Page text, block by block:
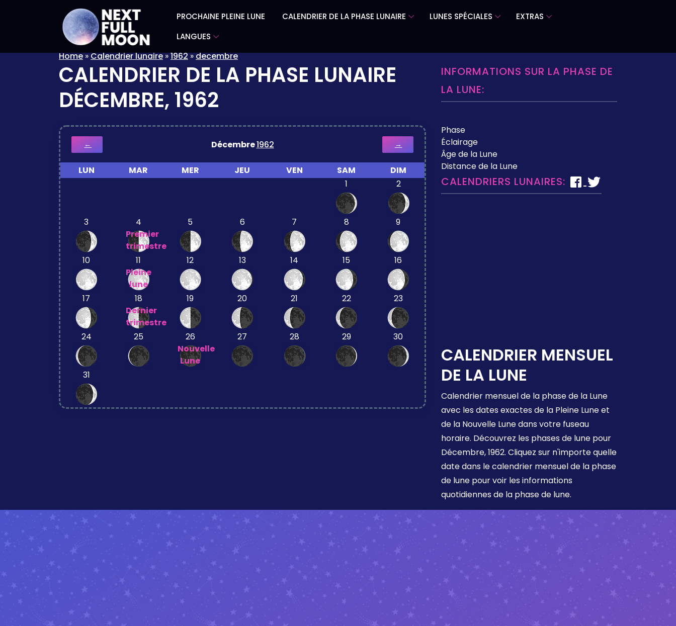
PROCHAINE PLEINE LUNE CALENDRIER DE LA PHASE LUNAIRE LUNES SPÉCIALES
EXTRAS
LANGUES
Home»Calendrier lunaire»1962»decembre
CALENDRIER DE LA PHASE LUNAIRE
DÉCEMBRE, 1962
← Décembre1962 →
LUN MAR MER JEU VEN SAM
DIM
1
2
3
4
Premier
trimestre
5 6 7 8 9
10
11
Pleine
lune
12 13 14 15 16
17
18
Dernier
trimestre
19 20 21 22 23
24 25
26
Nouvelle
Lune
27 28 29 30
31
INFORMATIONS SUR LA PHASE DE
LA LUNE:
Phase
Éclairage
Âge de la Lune
Distance de la Lune
CALENDRIERS LUNAIRES:
CALENDRIER MENSUEL
DE LA LUNE
Calendrier mensuel de la phase de la Lune
avec les dates exactes de la Pleine Lune et
de la Nouvelle Lune dans votre fuseau
horaire. Découvrez les phases de lune pour
Décembre, 1962. Cliquez sur n'importe quelle
date dans le calendrier mensuel de la phase
de lune pour voir les informations
quotidiennes de la phase de lune.